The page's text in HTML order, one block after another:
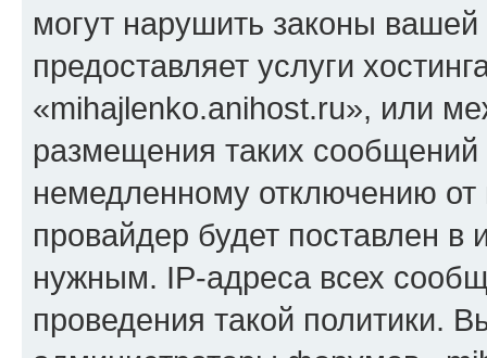
могут нарушить законы
предоставляет услуги
«mihajlenko.anihost.ru», или
размещения таких
немедленному отключению
провайдер будет поставлен в
нужным. IP-адреса всех
проведения такой политики.